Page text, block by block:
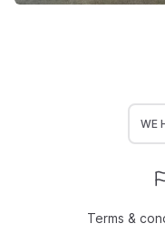
WE
Terms &